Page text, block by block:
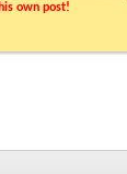
own post!